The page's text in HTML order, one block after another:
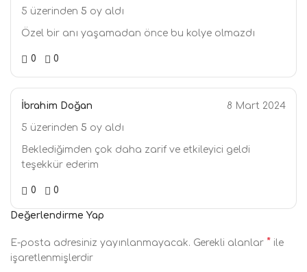
5 üzerinden 5 oy aldı
Özel bir anı yaşamadan önce bu kolye olmazdı
0 0
İbrahim Doğan 8 Mart 2024
5 üzerinden 5 oy aldı
Beklediğimden çok daha zarif ve etkileyici geldi
teşekkür ederim
0 0
Değerlendirme Yap
E-posta adresiniz yayınlanmayacak. Gerekli alanlar * ile
işaretlenmişlerdir